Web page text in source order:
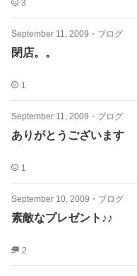
3
September 11, 2009 ・ ブログ
閉店。。
1
September 11, 2009 ・ ブログ
ありがとうございます
1
September 10, 2009 ・ ブログ
素敵なプレゼント♪♪
2